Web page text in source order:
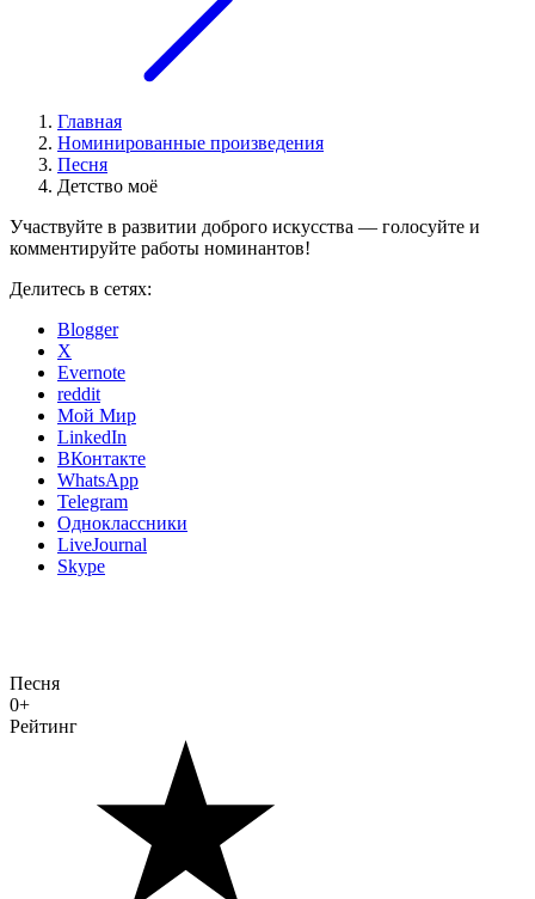
Главная
Номинированные произведения
Песня
Детство моё
Участвуйте в развитии доброго искусства — голосуйте и
комментируйте работы номинантов!
Делитесь в сетях:
Blogger
X
Evernote
reddit
Мой Мир
LinkedIn
ВКонтакте
WhatsApp
Telegram
Одноклассники
LiveJournal
Skype
Песня
0+
Рейтинг